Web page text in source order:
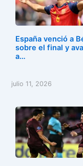
o
o
k
o
n
España venció a
sobre el final y
a…
julio 11, 2026